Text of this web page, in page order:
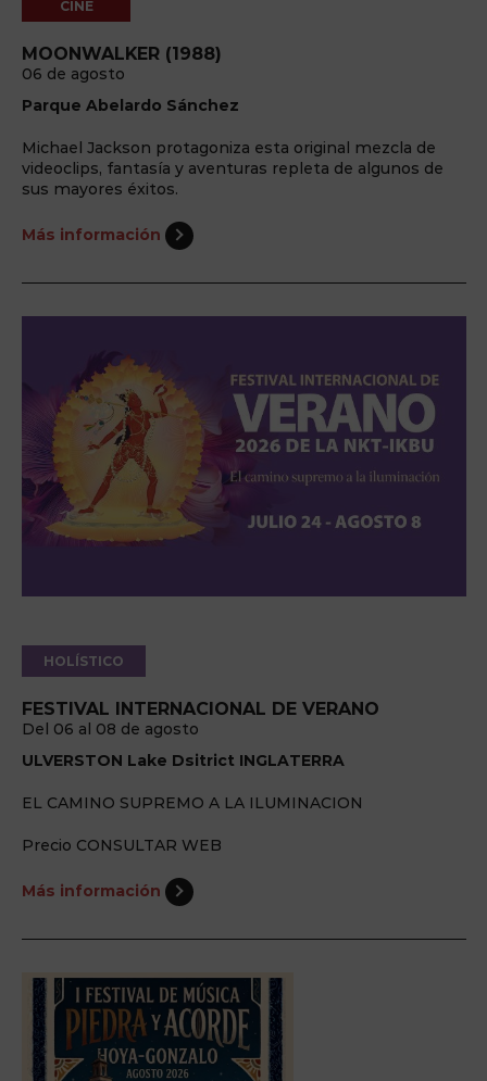
CINE
MOONWALKER (1988)
06 de agosto
Parque Abelardo Sánchez
Michael Jackson protagoniza esta original mezcla de
videoclips, fantasía y aventuras repleta de algunos de
sus mayores éxitos.
Más información
HOLÍSTICO
FESTIVAL INTERNACIONAL DE VERANO
Del 06 al 08 de agosto
ULVERSTON Lake Dsitrict INGLATERRA
EL CAMINO SUPREMO A LA ILUMINACION
Precio CONSULTAR WEB
Más información